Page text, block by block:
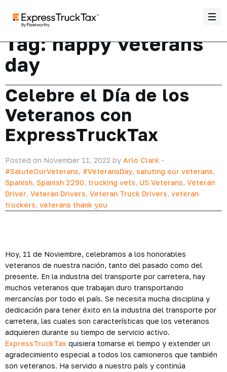
Tag:happy veterans
day
Celebre el Día de los
Veteranos con
ExpressTruckTax
Posted on November 11, 2022 by Arlo Clark -
#SaluteOurVeterans, #VeteransDay, saluting our veterans,
Spanish, Spanish 2290, trucking vets, US Veterans, Veteran
Driver, Veteran Drivers, Veteran Truck Drivers, veteran
truckers, veterans thank you
Hoy, 11 de Noviembre, celebramos a los honorables
veteranos de nuestra nación, tanto del pasado como del
presente. En la industria del transporte por carretera, hay
muchos veteranos que trabajan duro transportando
mercancías por todo el país. Se necesita mucha disciplina y
dedicación para tener éxito en la industria del transporte por
carretera, las cuales son características que los veteranos
adquieren durante su tiempo de servicio activo.
ExpressTruckTax quisiera tomarse el tiempo y extender un
agradecimiento especial a todos los camioneros que también
son veteranos. Ha servido a nuestro país y continúa